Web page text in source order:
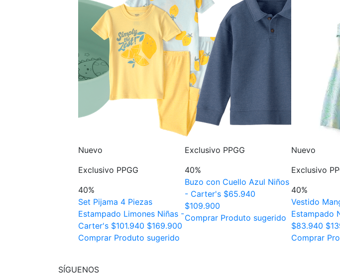
Nuevo
Exclusivo PPGG
40%
Set Pijama 4 Piezas
Estampado Limones Niñas -
Carter's $101.940 $169.900
Comprar Produto sugerido
Exclusivo PPGG
40%
Buzo con Cuello Azul Niños
- Carter's $65.940
$109.900
Comprar Produto sugerido
Nuevo
Exclusivo
40%
Vestido
Estampado
$83.940
Comprar
SÍGUENOS